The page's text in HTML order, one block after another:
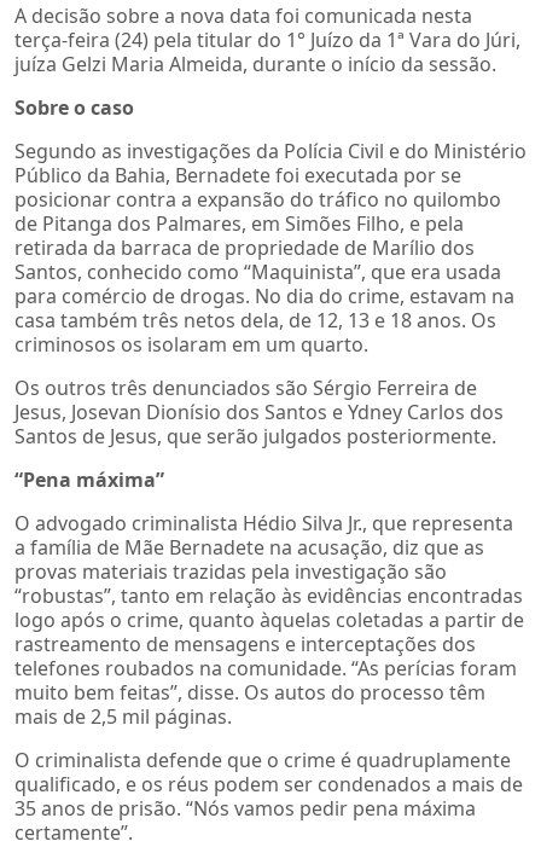
A decisão sobre a nova data foi comunicada nesta
terça-feira (24) pela titular do 1° Juízo da 1ª Vara do Júri,
juíza Gelzi Maria Almeida, durante o início da sessão.
Sobre o caso
Segundo as investigações da Polícia Civil e do Ministério
Público da Bahia, Bernadete foi executada por se
posicionar contra a expansão do tráfico no quilombo
de Pitanga dos Palmares, em Simões Filho, e pela
retirada da barraca de propriedade de Marílio dos
Santos, conhecido como “Maquinista”, que era usada
para comércio de drogas. No dia do crime, estavam na
casa também três netos dela, de 12, 13 e 18 anos. Os
criminosos os isolaram em um quarto.
Os outros três denunciados são Sérgio Ferreira de
Jesus, Josevan Dionísio dos Santos e Ydney Carlos dos
Santos de Jesus, que serão julgados posteriormente.
“Pena máxima”
O advogado criminalista Hédio Silva Jr., que representa
a família de Mãe Bernadete na acusação, diz que as
provas materiais trazidas pela investigação são
“robustas”, tanto em relação às evidências encontradas
logo após o crime, quanto àquelas coletadas a partir de
rastreamento de mensagens e interceptações dos
telefones roubados na comunidade. “As perícias foram
muito bem feitas”, disse. Os autos do processo têm
mais de 2,5 mil páginas.
O criminalista defende que o crime é quadruplamente
qualificado, e os réus podem ser condenados a mais de
35 anos de prisão. “Nós vamos pedir pena máxima
certamente”.